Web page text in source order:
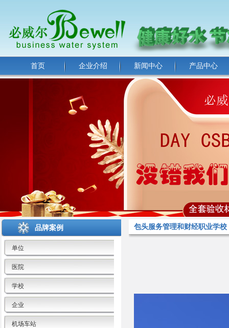
首页 企业介绍 新闻中心 产品中心
品牌案例
单位
医院
学校
企业
机场车站
包头服务管理和财经职业学校